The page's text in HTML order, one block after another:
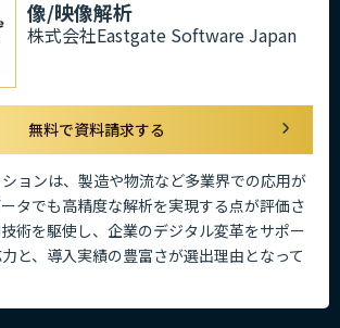
像/映像解析
株式会社Eastgate Software Japan
無料で資料請求する
ョンは、製造や物流など多業界での応用が
タでも高精度な解析を実現する点が評価さ
術を駆使し、企業のデジタル変革をサポー
と、導入実績の豊富さが選出理由となって